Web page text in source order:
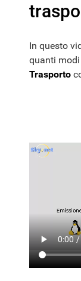
In questo
quanti modi
Trasporto